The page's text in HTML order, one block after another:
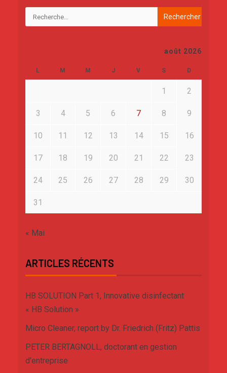
août 2026
L M M J V S D
1 2
3 4 5 6 7 8 9
10 11 12 13 14 15 16
17 18 19 20 21 22 23
24 25 26 27 28 29 30
31
« Mai
ARTICLES RÉCENTS
HB SOLUTION Part 1, Innovative disinfectant
« HB Solution »
Micro Cleaner, report by Dr. Friedrich (Fritz) Pattis
PETER BERTAGNOLL, doctorant en gestion
d’entreprise